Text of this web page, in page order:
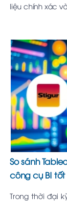
liệu chính xác
So sánh
công cụ BI
Trong thời đại